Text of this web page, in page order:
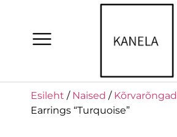
Esileht / Naised / Kõrvarõngad
Earrings “Turquoise”